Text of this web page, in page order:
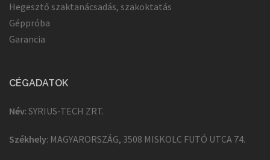
Hegesztő szaktanácsadás, szakoktatás
Géppróba
Garancia
CÉGADATOK
Név: SYRIUS-TECH ZRT.
Székhely: MAGYARORSZÁG, 3508 MISKOLC FUTÓ UTCA 74.